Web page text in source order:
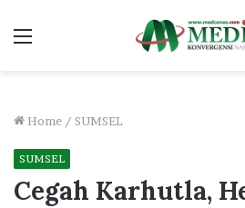
Menu
Home / SUMSEL
SUMSEL
Cegah Karhutla,